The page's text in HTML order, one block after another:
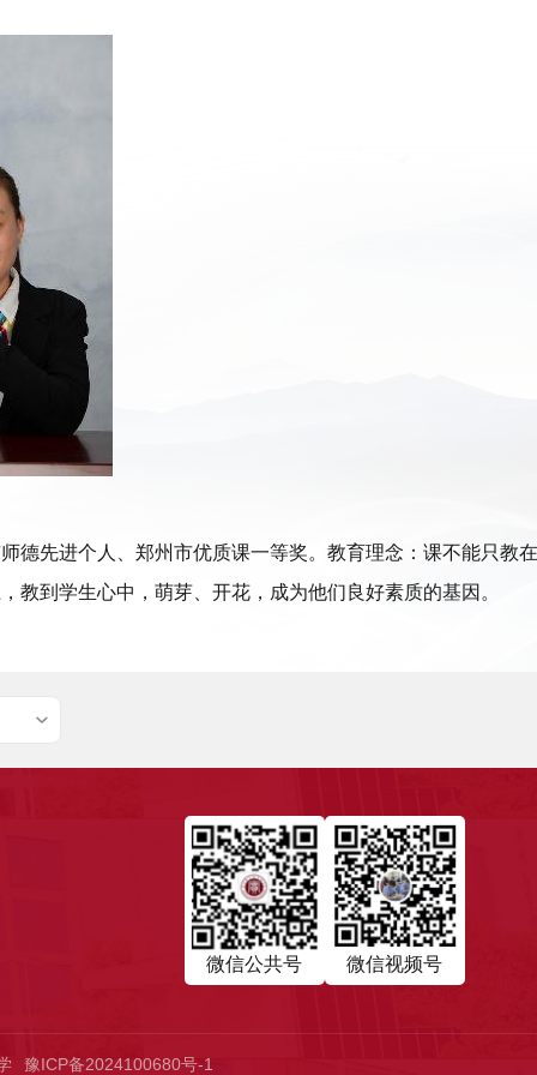
德先进个人、郑州市优质课一等奖。教育理念：课不能只教在
到学生心中，萌芽、开花，成为他们良好素质的基因。
微信公共号 微信视频号
豫ICP备2024100680号-1